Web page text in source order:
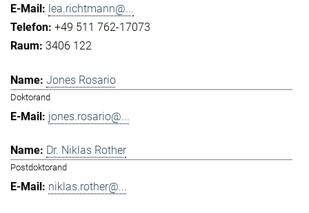
lea.richtmann@...
+49 511 762-17073
3406 122
Jones Rosario
Doktorand
jones.rosario@...
Dr. Niklas Rother
Postdoktorand
niklas.rother@...